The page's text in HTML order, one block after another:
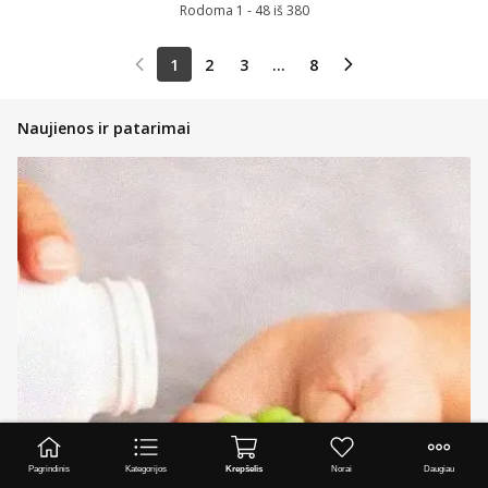
Rodoma 1 - 48 iš 380
1 2 3 ... 8
Naujienos ir patarimai
Pagrindinis Kategorijos Krepšelis Norai Daugiau